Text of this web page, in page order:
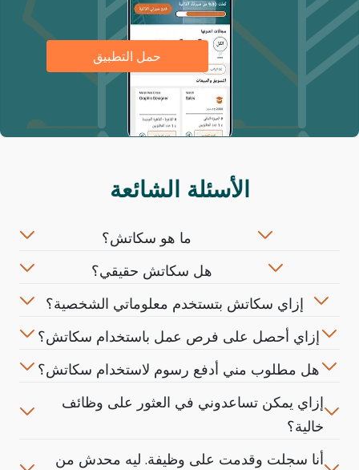
حمل التطبيق
الأسئلة الشائعة
ما هو سكاتش؟
هل سكاتش حقيقي؟
إزاي سكاتش بتستخدم معلوماتي الشخصية؟
إزاي أحصل على فرص عمل باستخدام سكاتش؟
هل مطلوب مني أدفع رسوم لاستخدام سكاتش؟
إزاي يمكن تساعدوني في العثور على وظائف
خالية؟
أنا سجلت وقدمت على وظيفة. ليه محدش من